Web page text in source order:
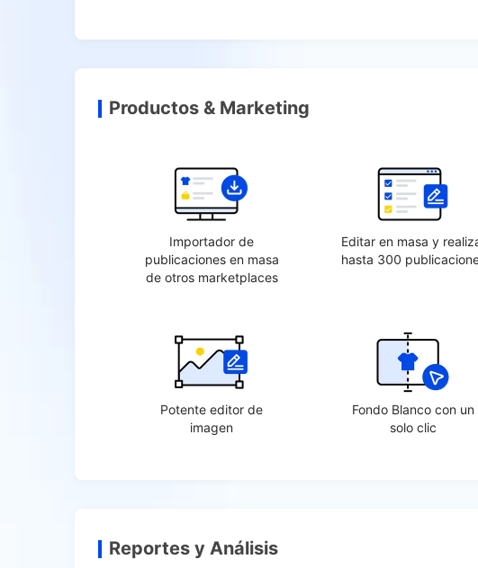
Productos & Marketing
Importador de
publicaciones en masa
de otros marketplaces
Editar en masa y
hasta 300
Potente editor de
imagen
Fondo Blanco con un
solo clic
Reportes y Análisis